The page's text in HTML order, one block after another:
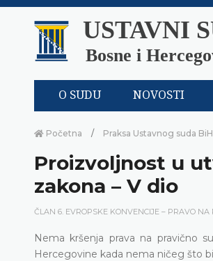
USTAVNI
Bosne i
O SUDU NOVOSTI
Početna Praksa Ustavnog suda BiH
Proizvoljnost u
zakona – V dio
ČLAN 6. EVROPSKE KONVENCIJE – PRAVO
Nema kršenja prava na pravično
Hercegovine kada nema ničeg što